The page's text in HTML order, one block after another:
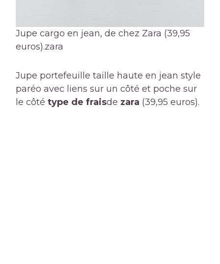
Jupe cargo en jean, de chez Zara (39,95
euros).zara
Jupe portefeuille taille haute en jean style
paréo avec liens sur un côté et poche sur
le côté type de fraisde zara (39,95 euros).